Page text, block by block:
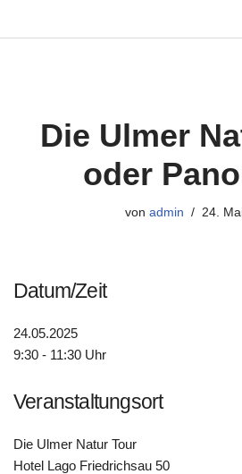
Die Ulmer
oder
von admin 24.
Datum/Zeit
24.05.2025
9:30 - 11:30 Uhr
Veranstaltungsort
Die Ulmer Natur Tour
Hotel Lago Friedrichsau 50